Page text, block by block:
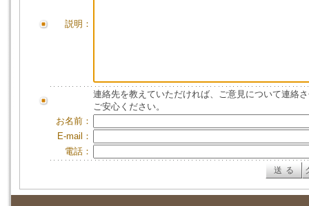
説明：
連絡先を教えていただければ、ご意見について連絡
ご安心ください。
お名前：
E-mail：
電話：